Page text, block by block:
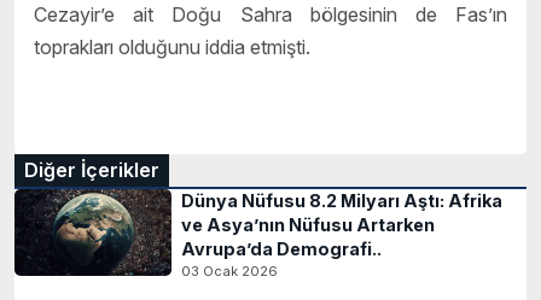
Cezayir’e ait Doğu Sahra bölgesinin de Fas’ın
toprakları olduğunu iddia etmişti.
Diğer İçerikler
Dünya Nüfusu 8.2 Milyarı Aştı: Afrika
ve Asya’nın Nüfusu Artarken
Avrupa’da Demografi..
03 Ocak 2026